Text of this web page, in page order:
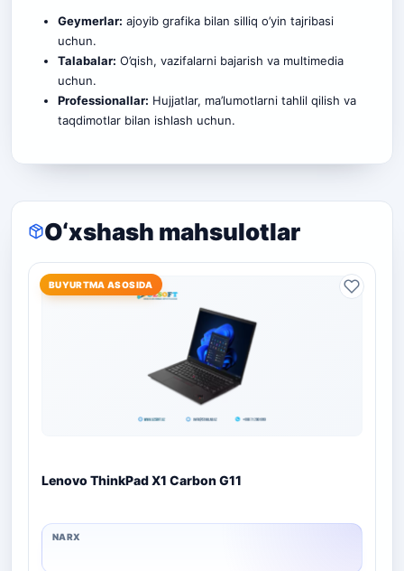
Geymerlar: ajoyib grafika bilan silliq o’yin tajribasi
uchun.
Talabalar: O’qish, vazifalarni bajarish va multimedia
uchun.
Professionallar: Hujjatlar, ma’lumotlarni tahlil qilish va
taqdimotlar bilan ishlash uchun.
O‘xshash mahsulotlar
BUYURTMA ASOSIDA
Lenovo ThinkPad X1 Carbon G11